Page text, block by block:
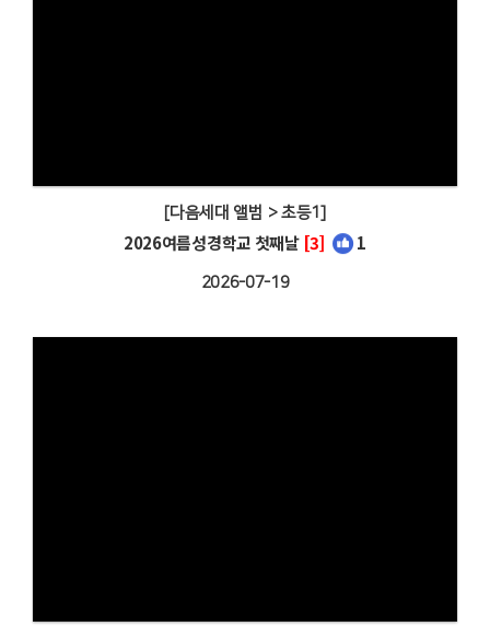
[다음세대 앨범 > 초등1]
2026여름성경학교 첫째날 [3] 1
2026-07-19